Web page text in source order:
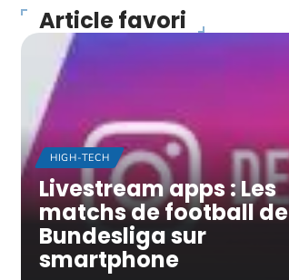
Article favori
HIGH-TECH
Livestream apps : Les
matchs de football de
Bundesliga sur
smartphone